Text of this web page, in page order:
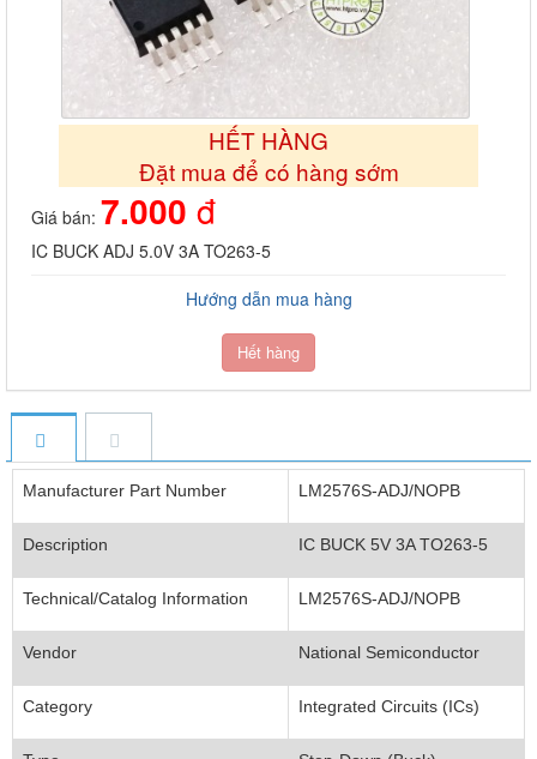
HẾT HÀNG
Đặt mua để có hàng sớm
Giá bán: 7.000 đ
IC BUCK ADJ 5.0V 3A TO263-5
Hướng dẫn mua hàng
Hết hàng
Manufacturer Part Number LM2576S-ADJ/NOPB
Description IC BUCK 5V 3A TO263-5
Technical/Catalog Information LM2576S-ADJ/NOPB
Vendor National Semiconductor
Category Integrated Circuits (ICs)